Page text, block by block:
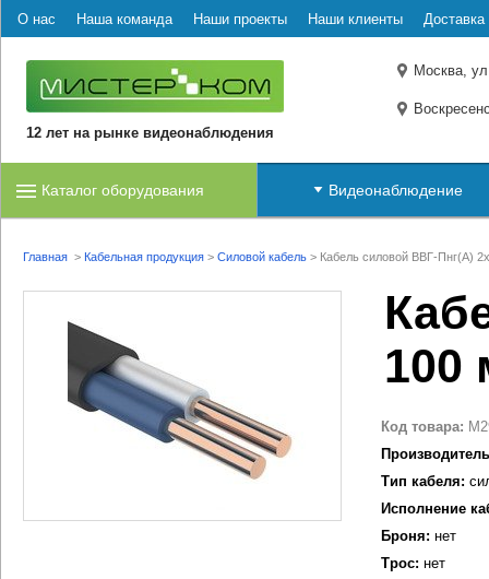
О нас Наша команда Наши проекты Наши клиенты Доставка
12 лет на рынке видеонаблюдения
Москва,
Каталог оборудования Видеонаблюдение
Главная > Кабельная продукция > Силовой кабель > Кабель силовой ВВГ-Пнг(А)
100
Код товара:
Тип кабеля:
Исполнение
Броня: нет
Трос: нет